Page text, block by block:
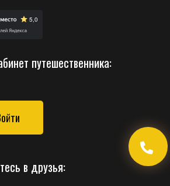
путешественника:
в друзья: